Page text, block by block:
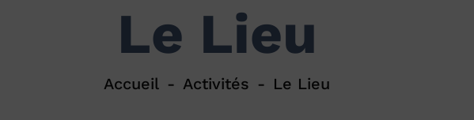
Le Lieu
Accueil Activités Le Lieu